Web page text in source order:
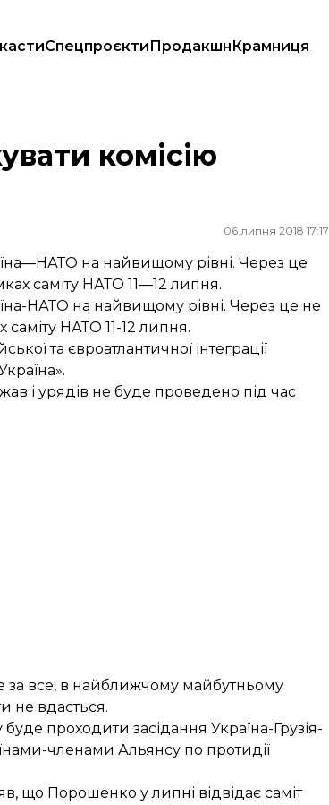
СпецпроєктиПродакшнКрамниця
комісію
06 липня 2018 17:17
на найвищому рівні. Через це
саміту НАТО 11—12 липня.
НАТО на найвищому рівні. Через це не
саміту НАТО 11-12 липня.
та євроатлантичної інтеграції
і урядів не буде проведено під час
за все, в найближчому майбутньому
не вдасться.
проходити засідання Україна-Грузія-
членами Альянсу по протидії
що Порошенко у липні відвідає саміт